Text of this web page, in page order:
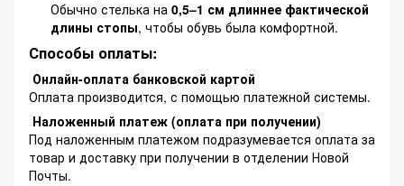
Обычно стелька на 0,5–1 см длиннее фактической
длины стопы, чтобы обувь была комфортной.
Способы оплаты:
Онлайн-оплата банковской картой
Оплата производится, с помощью платежной системы.
Наложенный платеж (оплата при получении)
Под наложенным платежом подразумевается оплата за
товар и доставку при получении в отделении Новой
Почты.